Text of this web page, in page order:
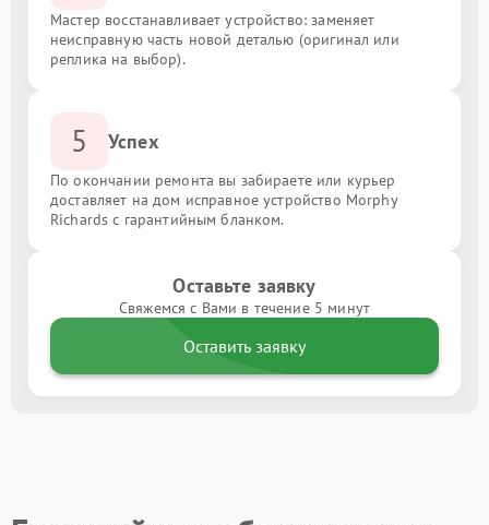
Мастер восстанавливает устройство: заменяет
неисправную часть новой деталью (оригинал или
реплика на выбор).
5 Успех
По окончании ремонта вы забираете или курьер
доставляет на дом исправное устройство Morphy
Richards с гарантийным бланком.
Оставьте заявку
Свяжемся с Вами в течение 5 минут
Оставить заявку